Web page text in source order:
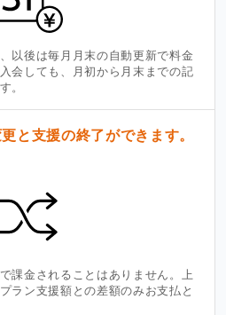
以後は毎月月末の自動更新で料金
会しても、月初から月末までの記
。
と支援の終了ができます。
課金されることはありません。上
ラン支援額との差額のみお支払と